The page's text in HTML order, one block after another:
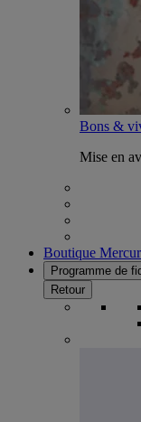
Bons &
Mise en
Boutique
Programme de
Retour